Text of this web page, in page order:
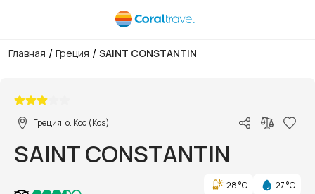
Главная / Греция / SAINT CONSTANTIN
Греция, о. Кос (Kos)
SAINT CONSTANTIN
28 °C
27 °C